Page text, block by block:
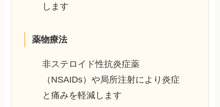
します
薬物療法
非ステロイド性抗炎症薬
（NSAIDs）や局所注射により炎症
と痛みを軽減します